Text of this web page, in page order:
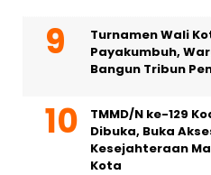
Turnamen Wali
Payakumbuh,
Bangun Tribun
TMMD/N ke-129
Dibuka, Buka
Kesejahteraan
Kota